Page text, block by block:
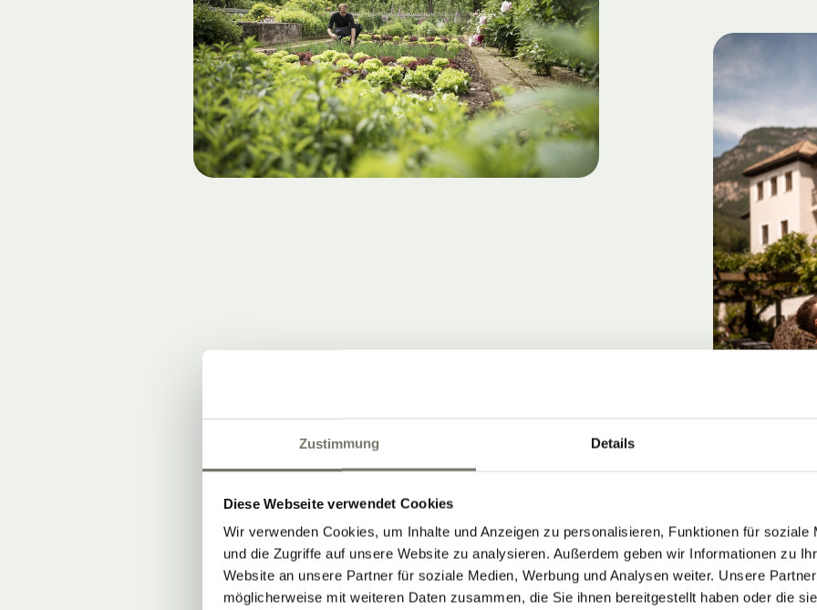
Zustimmung Details
Diese Webseite verwendet Cookies
Wir verwenden Cookies, um Inhalte und Anzeigen zu personalisieren, Funktionen für soziale
und die Zugriffe auf unsere Website zu analysieren. Außerdem geben wir Informationen zu
Website an unsere Partner für soziale Medien, Werbung und Analysen weiter. Unsere
möglicherweise mit weiteren Daten zusammen, die Sie ihnen bereitgestellt haben oder die